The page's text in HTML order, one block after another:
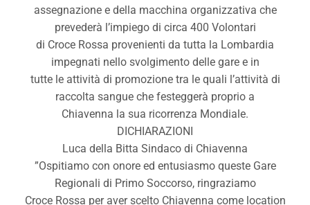
assegnazione e della macchina organizzativa che
prevederà l’impiego di circa 400 Volontari
di Croce Rossa provenienti da tutta la Lombardia
impegnati nello svolgimento delle gare e in
tutte le attività di promozione tra le quali l’attività di
raccolta sangue che festeggerà proprio a
Chiavenna la sua ricorrenza Mondiale.
DICHIARAZIONI
Luca della Bitta Sindaco di Chiavenna
”Ospitiamo con onore ed entusiasmo queste Gare
Regionali di Primo Soccorso, ringraziamo
Croce Rossa per aver scelto Chiavenna come location